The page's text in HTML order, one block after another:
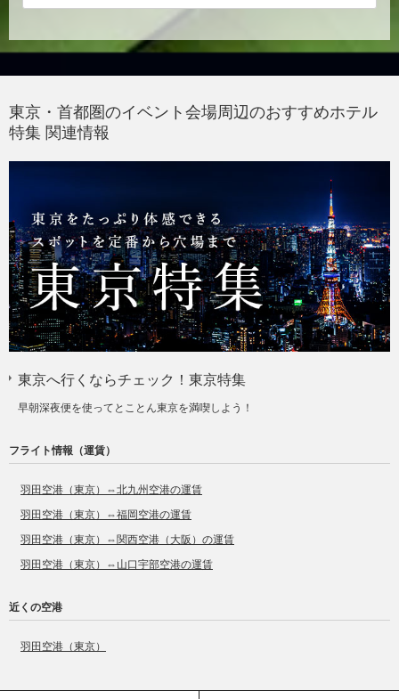
東京・首都圏のイベント会場周辺のおすすめホテル
特集 関連情報
東京へ行くならチェック！東京特集
早朝深夜便を使ってとことん東京を満喫しよう！
フライト情報（運賃）
羽田空港（東京）⇔北九州空港の運賃
羽田空港（東京）⇔福岡空港の運賃
羽田空港（東京）⇔関西空港（大阪）の運賃
羽田空港（東京）⇔山口宇部空港の運賃
近くの空港
羽田空港（東京）